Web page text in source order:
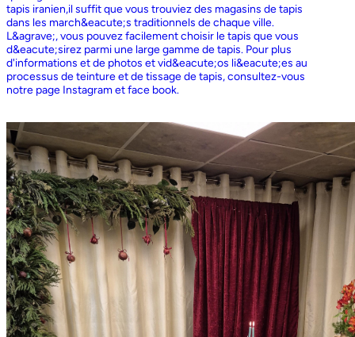
tapis iranien,il suffit que vous trouviez des magasins de tapis
dans les march&eacute;s traditionnels de chaque ville.
L&agrave;, vous pouvez facilement choisir le tapis que vous
d&eacute;sirez parmi une large gamme de tapis. Pour plus
d'informations et de photos et vid&eacute;os li&eacute;es au
processus de teinture et de tissage de tapis, consultez-vous
notre page Instagram et face book.